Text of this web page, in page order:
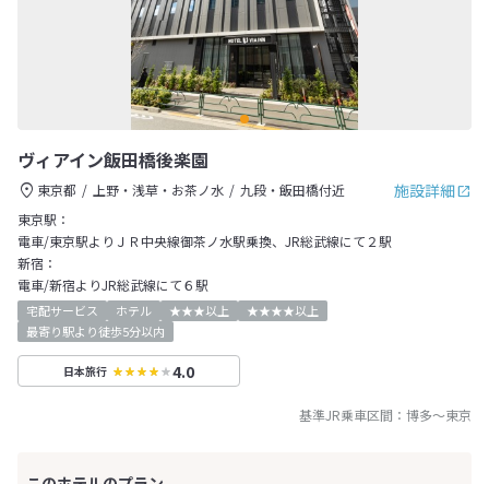
ヴィアイン飯田橋後楽園
施設詳細
東京都 上野・浅草・お茶ノ水
九段・飯田橋付近
東京駅：
電車/東京駅よりＪＲ中央線御茶ノ水駅乗換、JR総武線にて２駅
新宿：
電車/新宿よりJR総武線にて６駅
宅配サービス ホテル ★★★以上
★★★★以上
最寄り駅より徒歩5分以内
日本旅行 4.0
基準JR乗車区間： 博多～東京